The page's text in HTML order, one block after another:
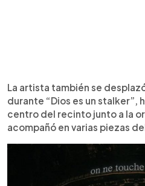
La artista también se
durante “Dios es un stalker”,
centro del recinto junto a la
acompañó en varias piezas